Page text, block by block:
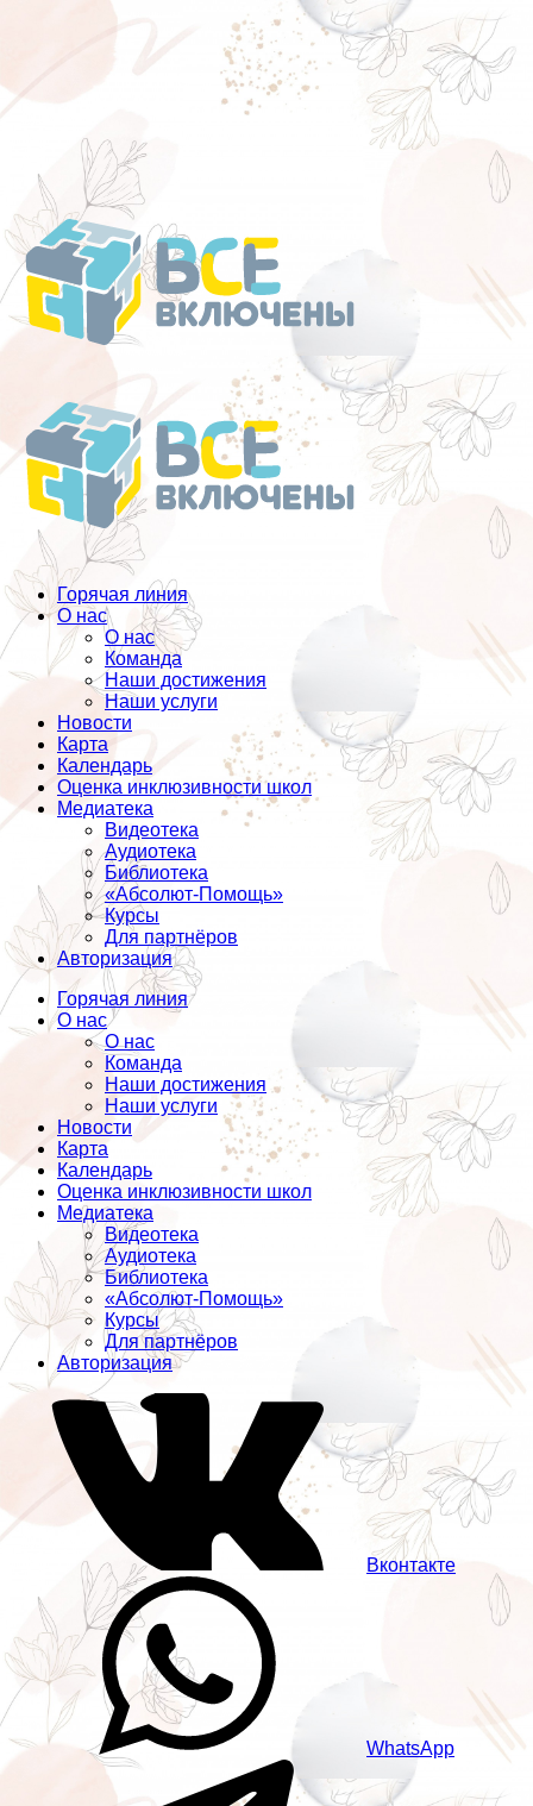
Перейти
к
содержанию
Горячая линия
О нас
О нас
Команда
Наши достижения
Наши услуги
Новости
Карта
Календарь
Оценка инклюзивности школ
Медиатека
Видеотека
Аудиотека
Библиотека
«Абсолют-Помощь»
Курсы
Для партнёров
Авторизация
Горячая линия
О нас
О нас
Команда
Наши достижения
Наши услуги
Новости
Карта
Календарь
Оценка инклюзивности школ
Медиатека
Видеотека
Аудиотека
Библиотека
«Абсолют-Помощь»
Курсы
Для партнёров
Авторизация
Вконтакте
WhatsApp